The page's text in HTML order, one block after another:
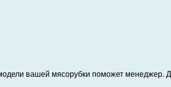
вашей мясорубки поможет менеджер.